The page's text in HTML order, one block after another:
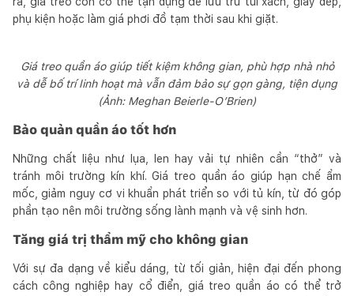
phụ kiện hoặc làm giá phơi đồ tạm thời sau khi giặt.
Giá treo quần áo giúp tiết kiệm không gian, phù hợp nhà nhỏ
và dễ bố trí linh hoạt mà vẫn đảm bảo sự gọn gàng, tiện dụng
(Ảnh: Meghan Beierle-O’Brien)
Bảo quản quần áo tốt hơn
Những chất liệu như lụa, len hay vải tự nhiên cần “thở” và
tránh môi trường kín khí. Giá treo quần áo giúp hạn chế ẩm
mốc, giảm nguy cơ vi khuẩn phát triển so với tủ kín, từ đó góp
phần tạo nên môi trường sống lành mạnh và vệ sinh hơn.
Tăng giá trị thẩm mỹ cho không gian
Với sự đa dạng về kiểu dáng, từ tối giản, hiện đại đến phong
cách công nghiệp hay cổ điển, giá treo quần áo có thể trở